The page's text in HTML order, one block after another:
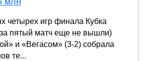
четырех игр финала Кубка
пятый матч еще не вышли)
и «Вегасом» (3-2) собрала
те...